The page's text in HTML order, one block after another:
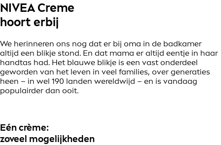
NIVEA Creme
hoort erbij
We herinneren ons nog dat er bij oma in de badkamer
altijd een blikje stond. En dat mama er altijd eentje in haar
handtas had. Het blauwe blikje is een vast onderdeel
geworden van het leven in veel families, over generaties
heen – in wel 190 landen wereldwijd – en is vandaag
populairder dan ooit.
Eén crème:
zoveel mogelijkheden